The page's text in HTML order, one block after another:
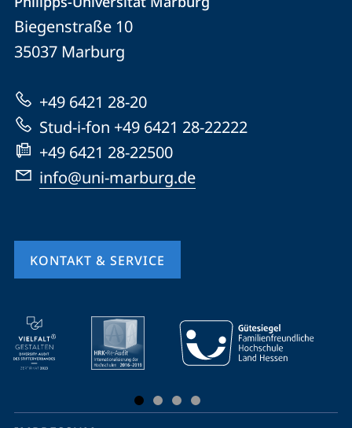
und
Informationen
zur
Website
Philipps-
Universität
Marburg
Biegenstraße 10
35037 Marburg
+49 6421 28-20
Stud-i-fon +49 6421 28-22222
+49 6421 28-22500
info@uni-marburg.de
KONTAKT & SERVICE
Mobile-
Service-
Navigation
Social